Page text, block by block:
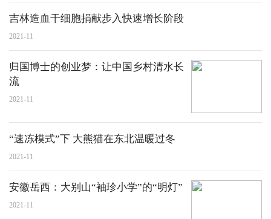
吉林造血干细胞捐献步入快速增长阶段
2021-11
归国博士的创业梦：让中国乡村清水长
流
2021-11
“速冻模式”下 大熊猫在东北温暖过冬
2021-11
安徽岳西：大别山“袖珍小学”的“明灯”
2021-11